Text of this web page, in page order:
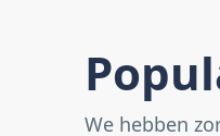
We hebben